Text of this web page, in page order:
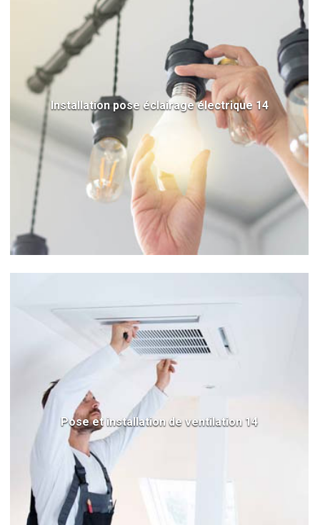
Installation pose éclairage électrique 14
Pose et installation de ventilation 14